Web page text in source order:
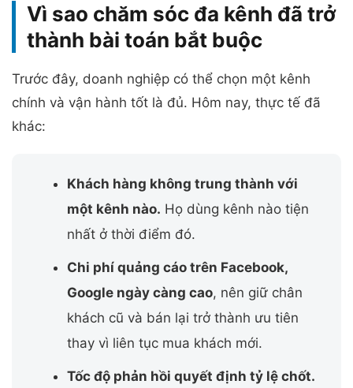
Vì sao chăm sóc đa kênh đã trở
thành bài toán bắt buộc
Trước đây, doanh nghiệp có thể chọn một kênh
chính và vận hành tốt là đủ. Hôm nay, thực tế đã
khác:
Khách hàng không trung thành với
một kênh nào. Họ dùng kênh nào tiện
nhất ở thời điểm đó.
Chi phí quảng cáo trên Facebook,
Google ngày càng cao, nên giữ chân
khách cũ và bán lại trở thành ưu tiên
thay vì liên tục mua khách mới.
Tốc độ phản hồi quyết định tỷ lệ chốt.